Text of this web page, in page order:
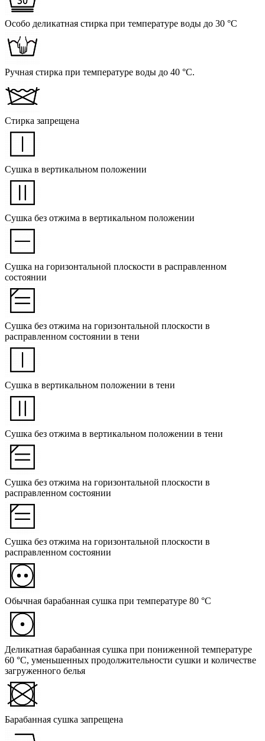
Особо деликатная стирка при температуре воды до 30 °C
Ручная стирка при температуре воды до 40 °C.
Стирка запрещена
Сушка в вертикальном положении
Сушка без отжима в вертикальном положении
Сушка на горизонтальной плоскости в расправленном
состоянии
Сушка без отжима на горизонтальной плоскости в
расправленном состоянии в тени
Сушка в вертикальном положении в тени
Сушка без отжима в вертикальном положении в тени
Сушка без отжима на горизонтальной плоскости в
расправленном состоянии
Сушка без отжима на горизонтальной плоскости в
расправленном состоянии
Обычная барабанная сушка при температуре 80 °C
Деликатная барабанная сушка при пониженной температуре
60 °C, уменьшенных продолжительности сушки и количестве
загруженного белья
Барабанная сушка запрещена